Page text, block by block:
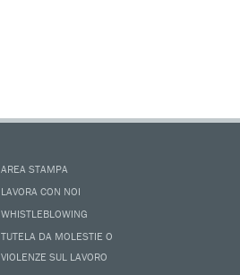
AREA STAMPA
LAVORA CON NOI
WHISTLEBLOWING
TUTELA DA MOLESTIE O
VIOLENZE SUL LAVORO